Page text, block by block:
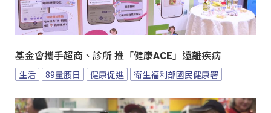
基金會攜手超商、診所 推「健康ACE」遠離疾病
生活 89量腰日 健康促進 衛生福利部國民健康署